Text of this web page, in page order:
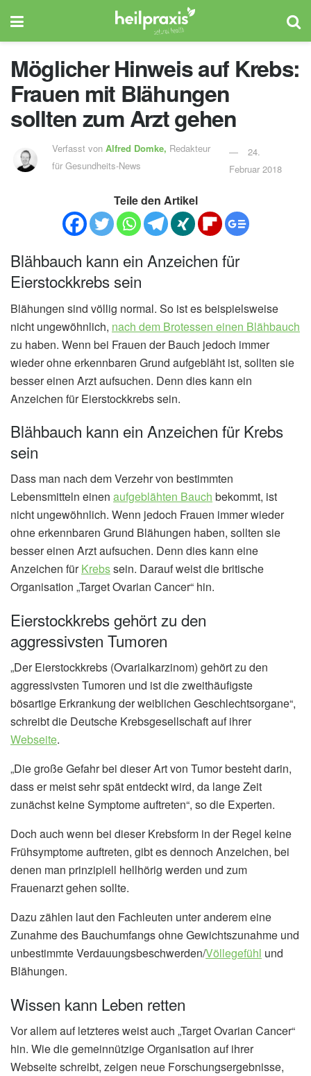
Möglicher Hinweis auf Krebs:
Frauen mit Blähungen
sollten zum Arzt gehen
Verfasst vonAlfred Domke, Redakteur
für Gesundheits-News
24.
Februar 2018
Teile den Artikel
Blähbauch kann ein Anzeichen für
Eierstockkrebs sein
Blähungen sind völlig normal. So ist es beispielsweise
nicht ungewöhnlich, nach dem Brotessen einen Blähbauch
zu haben. Wenn bei Frauen der Bauch jedoch immer
wieder ohne erkennbaren Grund aufgebläht ist, sollten sie
besser einen Arzt aufsuchen. Denn dies kann ein
Anzeichen für Eierstockkrebs sein.
Blähbauch kann ein Anzeichen für Krebs
sein
Dass man nach dem Verzehr von bestimmten
Lebensmitteln einen aufgeblähten Bauch bekommt, ist
nicht ungewöhnlich. Wenn jedoch Frauen immer wieder
ohne erkennbaren Grund Blähungen haben, sollten sie
besser einen Arzt aufsuchen. Denn dies kann eine
Anzeichen fürKrebssein. Darauf weist die britische
Organisation „Target Ovarian Cancer“ hin.
Eierstockkrebs gehört zu den
aggressivsten Tumoren
„Der Eierstockkrebs (Ovarialkarzinom) gehört zu den
aggressivsten Tumoren und ist die zweithäufigste
bösartige Erkrankung der weiblichen Geschlechtsorgane“,
schreibt die Deutsche Krebsgesellschaft auf ihrer
Webseite.
„Die große Gefahr bei dieser Art von Tumor besteht darin,
dass er meist sehr spät entdeckt wird, da lange Zeit
zunächst keine Symptome auftreten“, so die Experten.
Doch auch wenn bei dieser Krebsform in der Regel keine
Frühsymptome auftreten, gibt es dennoch Anzeichen, bei
denen man prinzipiell hellhörig werden und zum
Frauenarzt gehen sollte.
Dazu zählen laut den Fachleuten unter anderem eine
Zunahme des Bauchumfangs ohne Gewichtszunahme und
unbestimmte Verdauungsbeschwerden/Völlegefühl und
Blähungen.
Wissen kann Leben retten
Vor allem auf letzteres weist auch „Target Ovarian Cancer“
hin. Wie die gemeinnützige Organisation auf ihrer
Webseite schreibt, zeigen neue Forschungsergebnisse,